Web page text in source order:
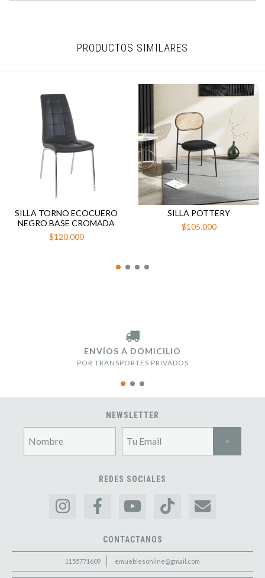
PRODUCTOS SIMILARES
SILLA TORNO ECOCUERO
NEGRO BASE CROMADA
$120.000
SILLA POTTERY
$105.000
ENVÍOS A DOMICILIO
POR TRANSPORTES PRIVADOS
NEWSLETTER
REDES SOCIALES
CONTACTANOS
1155771609 emueblesonline@gmail.com